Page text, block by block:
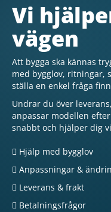
Vi
vägen
Att bygga ska kännas
med bygglov, ritningar,
ställa en enkel fråga
Undrar du över
anpassar modellen
snabbt och hjälper dig
Hjälp med bygglov
Anpassningar &
Leverans & frakt
Betalningsfrågor